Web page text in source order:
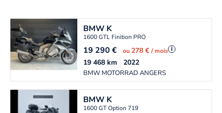
BMW K
1600 GTL Finition PRO
19 290€ ou278 €/ mois i
BMW MOTORRAD ANGERS
19 468km 2022
BMW K
1600 GT Option 719